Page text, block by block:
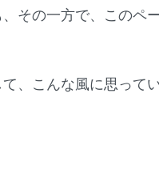
その一方で、このペ
、こんな風に思ってい